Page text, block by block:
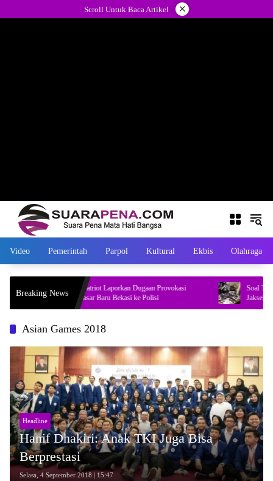
ke
Scroll Untuk Baca Artikel ×
Video Pemerintah Parpol Kultural Ekbis Olahraga
Breaking News
Bos Mitra Patriot Laporkan Dugaan Provokasi
Penataan Pasar Baru Bekasi ke Polisi
Soal Temuan 995
Jaksel, DPR
Asian Games 2018
Headline
Hanif Dhakiri: Anak TKI Juga Bisa
Berprestasi
Selasa, 4 September 2018 | 15:47